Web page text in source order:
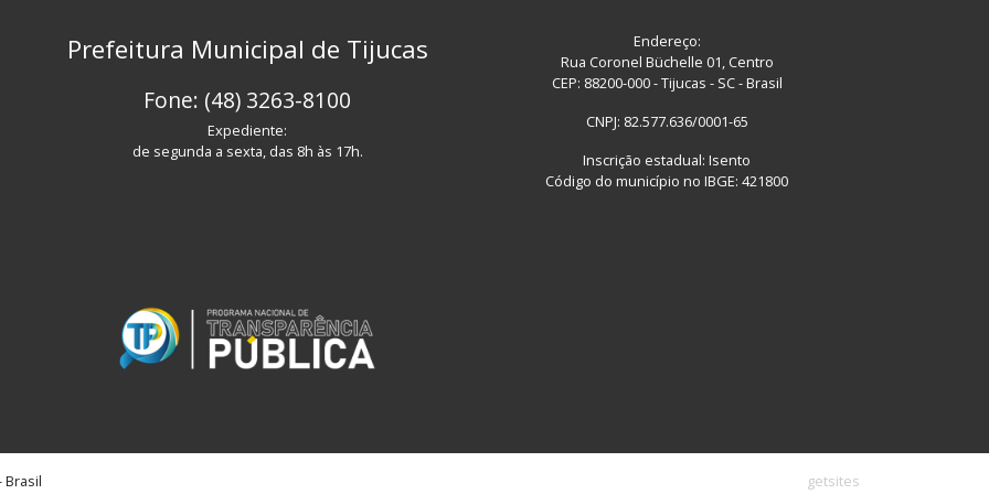
Prefeitura Municipal de Tijucas
Fone: (48) 3263-8100
Expediente:
de segunda a sexta, das 8h às 17h.
Endereço:
Rua Coronel Büchelle 01, Centro
CEP: 88200-000 - Tijucas - SC - Brasil
CNPJ: 82.577.636/0001-65
Inscrição estadual: Isento
Código do município no IBGE: 421800
Brasil getsites